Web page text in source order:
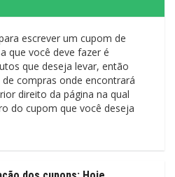
escrever um cupom de
que você deve fazer é
que deseja levar, então
compras onde encontrará
direito da página na qual
do cupom que você deseja